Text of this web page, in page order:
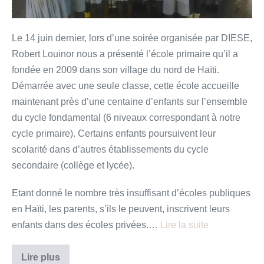
l’Acul-
Jeannot
du
Haut-
Limbé(Haïti)
Le 14 juin dernier, lors d’une soirée organisée par DIESE,
Robert Louinor nous a présenté l’école primaire qu’il a
fondée en 2009 dans son village du nord de Haïti.
Démarrée avec une seule classe, cette école accueille
maintenant près d’une centaine d’enfants sur l’ensemble
du cycle fondamental (6 niveaux correspondant à notre
cycle primaire). Certains enfants poursuivent leur
scolarité dans d’autres établissements du cycle
secondaire (collège et lycée).
Etant donné le nombre très insuffisant d’écoles publiques
en Haïti, les parents, s’ils le peuvent, inscrivent leurs
enfants dans des écoles privées.…
Lire la suite
Lire plusSoutien